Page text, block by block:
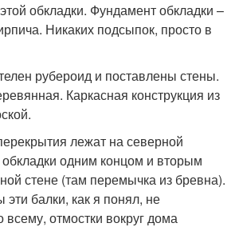
обкладки. Фундамент обкладки –
Никаких подсыпок, просто в
рубероид и поставлены стены.
Каркасная конструкция из
лежат на северной
одним концом и вторым
стене (там перемычка из бревна).
балки, как я понял, не
отмостки вокруг дома